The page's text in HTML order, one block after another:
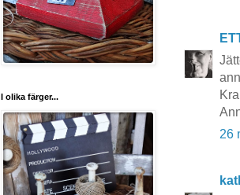
26
I olika färger...